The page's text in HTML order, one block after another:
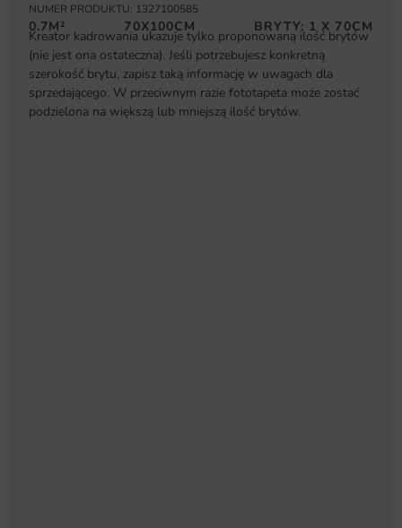
NUMER PRODUKTU: 1327100585
0.7M² 70X100CM BRYTY: 1 X 70CM
Kreator kadrowania ukazuje tylko proponowaną ilość brytów
(nie jest ona ostateczna). Jeśli potrzebujesz konkretną
szerokość brytu, zapisz taką informację w uwagach dla
sprzedającego. W przeciwnym razie fototapeta może zostać
podzielona na większą lub mniejszą ilość brytów.